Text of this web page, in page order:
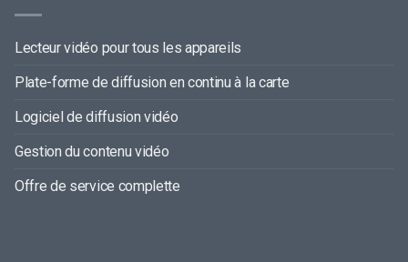
Lecteur vidéo pour tous les appareils
Plate-forme de diffusion en continu à la carte
Logiciel de diffusion vidéo
Gestion du contenu vidéo
Offre de service complette